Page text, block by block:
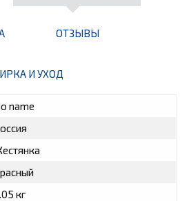
ОТЗЫВЫ
И УХОД
name
кг